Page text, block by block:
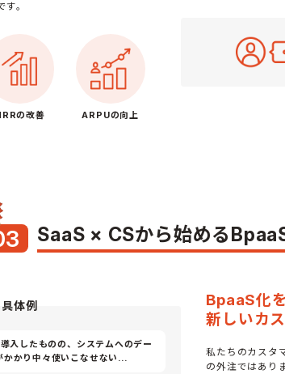
。
の改善 ARPUの向上
SaaS × CSから始める
具体例
入したものの、システムへのデー
かかり中々使いこなせない…
BpaaS化
新しいカ
私たちのカスタ
の外注ではあり